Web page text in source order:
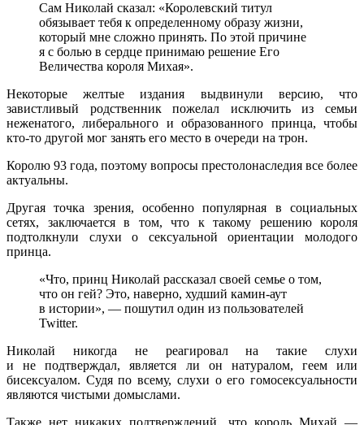
Сам Николай сказал: «Королевский титул
обязывает тебя к определенному образу жизни,
который мне сложно принять. По этой причине
я с болью в сердце принимаю решение Его
Величества короля Михая».
Некоторые желтые издания выдвинули версию, что
завистливый родственник пожелал исключить из семьи
неженатого, либерального и образованного принца, чтобы
кто-то другой мог занять его место в очереди на трон.
Королю 93 года, поэтому вопросы престолонаследия все более
актуальны.
Другая точка зрения, особенно популярная в социальных
сетях, заключается в том, что к такому решению короля
подтолкнули слухи о сексуальной ориентации молодого
принца.
«Что, принц Николай рассказал своей семье о том,
что он гей? Это, наверно, худший камин-аут
в истории», — пошутил один из пользователей
Twitter.
Николай никогда не реагировал на такие слухи
и не подтверждал, является ли он натуралом, геем или
бисексуалом. Судя по всему, слухи о его гомосексуальности
являются чистыми домыслами.
Также нет никаких подтверждений, что король Михай —